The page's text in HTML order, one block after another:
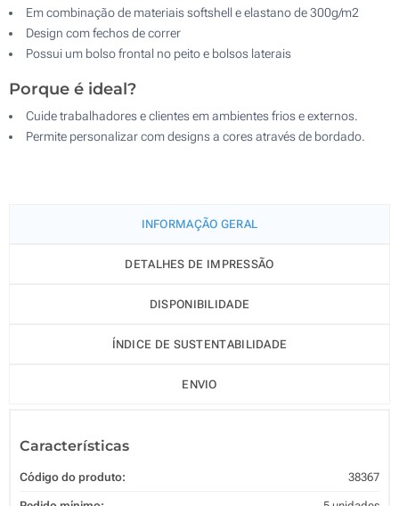
Em combinação de materiais softshell e elastano de 300g/m2
Design com fechos de correr
Possui um bolso frontal no peito e bolsos laterais
Porque é ideal?
Cuide trabalhadores e clientes em ambientes frios e externos.
Permite personalizar com designs a cores através de bordado.
INFORMAÇÃO GERAL
DETALHES DE IMPRESSÃO
DISPONIBILIDADE
ÍNDICE DE SUSTENTABILIDADE
ENVIO
Características
Código do produto: 38367